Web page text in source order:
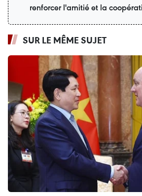
renforcer l'amitié et la
SUR LE MÊME SUJET